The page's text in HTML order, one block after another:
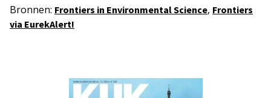
Bronnen: Frontiers in Environmental Science, Frontiers
via EurekAlert!